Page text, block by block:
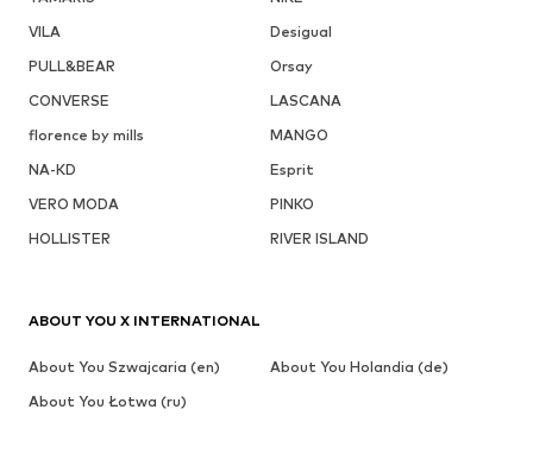
VILA
Desigual
PULL&BEAR
Orsay
CONVERSE
LASCANA
florence by mills
MANGO
NA-KD
Esprit
VERO MODA
PINKO
HOLLISTER
RIVER ISLAND
ABOUT YOU X INTERNATIONAL
About You Szwajcaria (en)
About You Holandia (de)
About You Łotwa (ru)